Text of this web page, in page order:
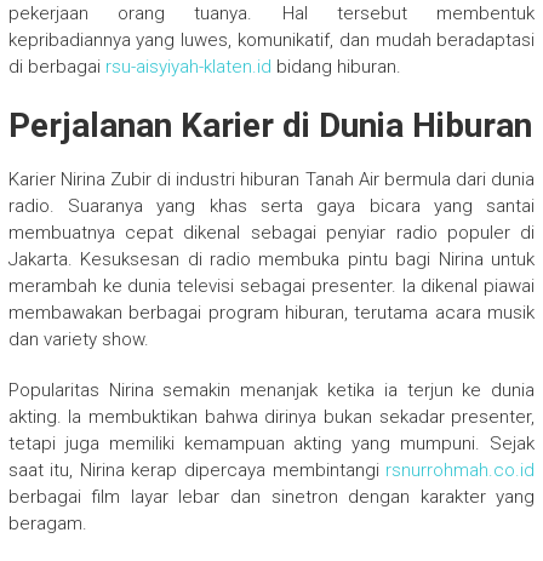
pekerjaan orang tuanya. Hal tersebut membentuk
kepribadiannya yang luwes, komunikatif, dan mudah beradaptasi
di berbagai rsu-aisyiyah-klaten.id bidang hiburan.
Perjalanan Karier di Dunia Hiburan
Karier Nirina Zubir di industri hiburan Tanah Air bermula dari dunia
radio. Suaranya yang khas serta gaya bicara yang santai
membuatnya cepat dikenal sebagai penyiar radio populer di
Jakarta. Kesuksesan di radio membuka pintu bagi Nirina untuk
merambah ke dunia televisi sebagai presenter. Ia dikenal piawai
membawakan berbagai program hiburan, terutama acara musik
dan variety show.
Popularitas Nirina semakin menanjak ketika ia terjun ke dunia
akting. Ia membuktikan bahwa dirinya bukan sekadar presenter,
tetapi juga memiliki kemampuan akting yang mumpuni. Sejak
saat itu, Nirina kerap dipercaya membintangi rsnurrohmah.co.id
berbagai film layar lebar dan sinetron dengan karakter yang
beragam.